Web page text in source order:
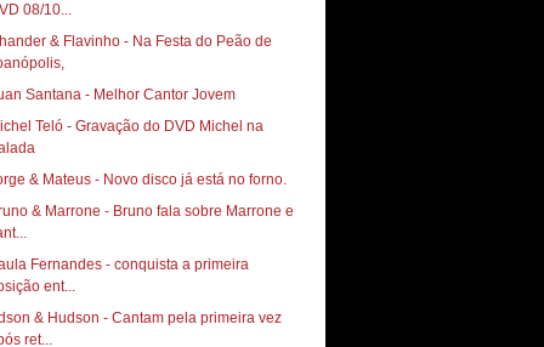
08/10...
& Flavinho - Na Festa do Peão de
Santana - Melhor Cantor Jovem
Teló - Gravação do DVD Michel na
& Mateus - Novo disco já está no forno.
& Marrone - Bruno fala sobre Marrone e
Fernandes - conquista a primeira
ent...
& Hudson - Cantam pela primeira vez
ret...